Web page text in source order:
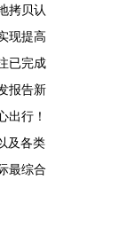
拷贝认
现提高
已完成
报告新
出行！
及各类
最综合